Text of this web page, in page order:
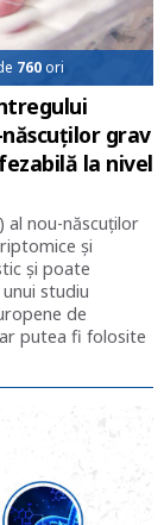
760ori
grav
la nivel
al nou-născuților
și
și poate
studiu
de
putea fi folosite